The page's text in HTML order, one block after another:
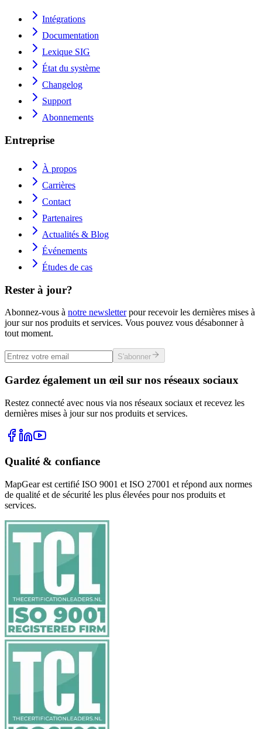
Intégrations
Documentation
Lexique SIG
État du système
Changelog
Support
Abonnements
Entreprise
À propos
Carrières
Contact
Partenaires
Actualités & Blog
Événements
Études de cas
Rester à jour?
Abonnez-vous à notre newsletterpour recevoir les dernières mises à
jour sur nos produits et services. Vous pouvez vous désabonner à
tout moment.
S'abonner
Gardez également un œil sur nos réseaux sociaux
Restez connecté avec nous via nos réseaux sociaux et recevez les
dernières mises à jour sur nos produits et services.
Qualité & confiance
MapGear est certifié ISO 9001 et ISO 27001 et répond aux normes
de qualité et de sécurité les plus élevées pour nos produits et
services.